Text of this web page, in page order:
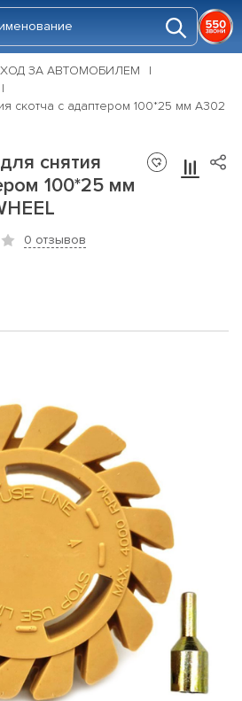
ЗА АВТОМОБИЛЕМ
скотча с адаптером 100*25 мм А302
снятия
100*25 мм
0 отзывов